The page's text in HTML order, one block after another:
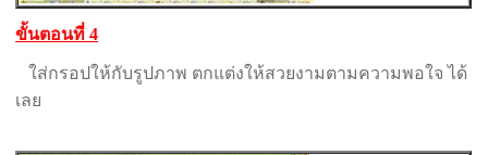
ขั้นตอนที่ 4
ใส่กรอปให้กับรูปภาพ ตกแต่งให้สวยงามตามความพอใจ ได้
เลย